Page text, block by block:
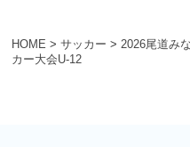
HOME > サッカー > 2026尾道み
カー大会U-12